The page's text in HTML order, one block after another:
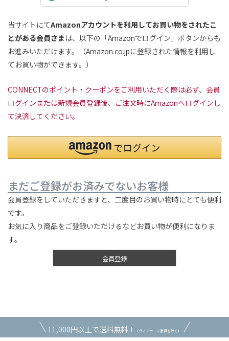
当サイトにてAmazonアカウントを利用してお買い物をされたこ
とがある会員さま は、以下の「Amazonでログイン」ボタンからも
お進みいただけます。（Amazon.co.jpに登録された情報を利用し
てお買い物ができます。）
CONNECTのポイント・クーポンをご利用いただく際は必ず、会員
ログインまたは新規会員登録後、ご注文時にAmazonへログインし
て決済してください。
まだご登録がお済みでないお客様
会員登録をしていただきますと、二度目のお買い物時にとても便利
です。
お気に入り商品をご登録いただけるなどお買い物が便利になりま
す。
会員登録
11,000円以上で送料無料！ （ヴィンテージ家具を除く）